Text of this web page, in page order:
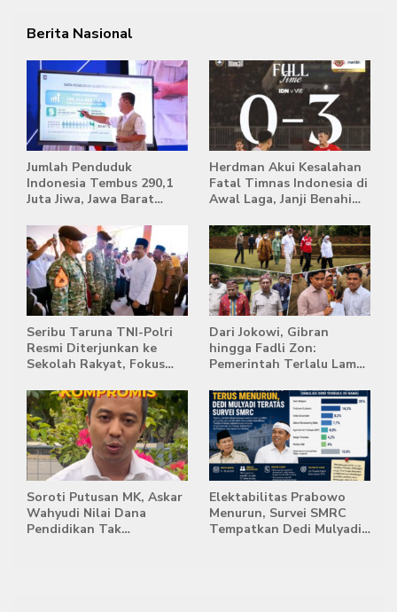
Berita Nasional
Jumlah Penduduk
Indonesia Tembus 290,1
Juta Jiwa, Jawa Barat
Terpadat
Herdman Akui Kesalahan
Fatal Timnas Indonesia di
Awal Laga, Janji Benahi
Singapura
Seribu Taruna TNI-Polri
Resmi Diterjunkan ke
Sekolah Rakyat, Fokus
Kemandirian Siswa
Dari Jokowi, Gibran
hingga Fadli Zon:
Pemerintah Terlalu Lama
Stockpile Batu Bara Masih
Mengepung Candi Muaro
Jambi
Soroti Putusan MK, Askar
Wahyudi Nilai Dana
Pendidikan Tak
Elektabilitas Prabowo
Menurun, Survei SMRC
Tempatkan Dedi Mulyadi